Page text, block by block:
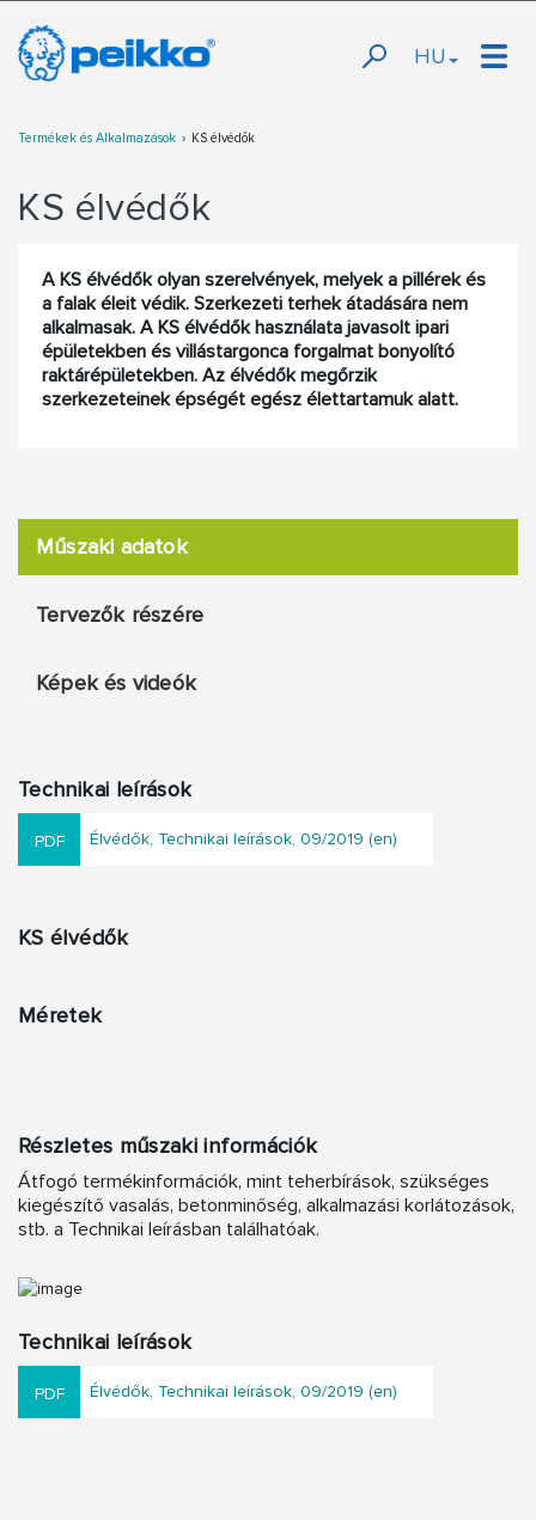
HU
Termékek és Alkalmazások KS élvédők
KS élvédők
A KS élvédők olyan szerelvények, melyek a pillérek és
a falak éleit védik. Szerkezeti terhek átadására nem
alkalmasak. A KS élvédők használata javasolt ipari
épületekben és villástargonca forgalmat bonyolító
raktárépületekben. Az élvédők megőrzik
szerkezeteinek épségét egész élettartamuk alatt.
Műszaki adatok
Tervezők részére
Képek és videók
Technikai leírások
Élvédők, Technikai leírások, 09/2019 (en)
KS élvédők
Méretek
Részletes műszaki információk
Átfogó termékinformációk, mint teherbírások, szükséges
kiegészítő vasalás, betonminőség, alkalmazási korlátozások,
stb. a Technikai leírásban találhatóak.
Technikai leírások
Élvédők, Technikai leírások, 09/2019 (en)